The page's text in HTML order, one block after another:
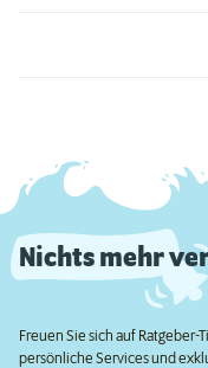
Nichts mehr
Freuen Sie sich auf
persönliche Services und